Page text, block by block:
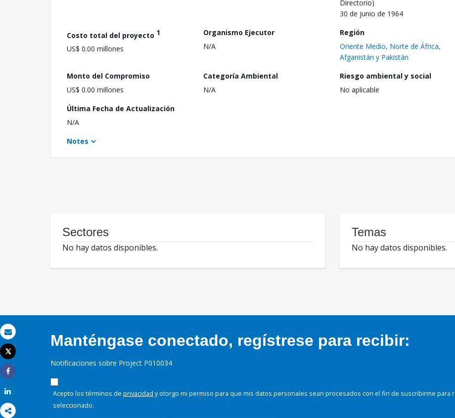
Correo electrónico
Imprimir
Tweet
Share
Directorio)
30 de junio de 1964
Costo total del proyecto 1
US$ 0.00 millones
Organismo Ejecutor
N/A
Región
Oriente Medio, Norte de África,
Afganistán y Pakistán
Monto del Compromiso
US$ 0.00 millones
Categoría Ambiental
N/A
Riesgo ambiental y social
No aplicable
Última Fecha de Actualización
N/A
Notes
Sectores
No hay datos disponibles.
Temas
No hay datos disponibles.
Manténgase conectado, regístrese para recibir:
Notificaciones sobre Project P010034
Acepto los términos de privacidad y otorgo mi permiso para que mis datos personales sean procesados con el fin de suscribirme
seleccionado.